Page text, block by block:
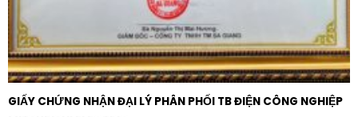
Hệ thống chiếu sáng:Đóng cắt các dàn đèn chiếu
sáng công suất lớn tại nhà xưởng, sân bãi hoặc các
tòa nhà thương mại.
HVAC và điều hòa:Tích hợp trong các tủ điều khiển
hệ thống điều hòa không khí, thông gió tòa nhà để
điều khiển máy nén hoặc quạt dàn lạnh.
GIẤY CHỨNG NHẬN ĐẠI LÝ PHÂN PHỐI TB ĐIỆN CÔNG NGHIỆP